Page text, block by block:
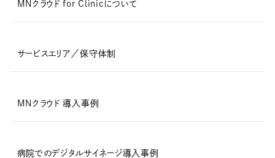
MNクラウド for Clinicについて
サービスエリア／保守体制
MNクラウド 導入事例
病院でのデジタルサイネージ導入事例